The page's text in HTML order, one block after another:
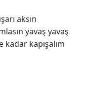
aksın
yavaş yavaş
kadar kapışalım